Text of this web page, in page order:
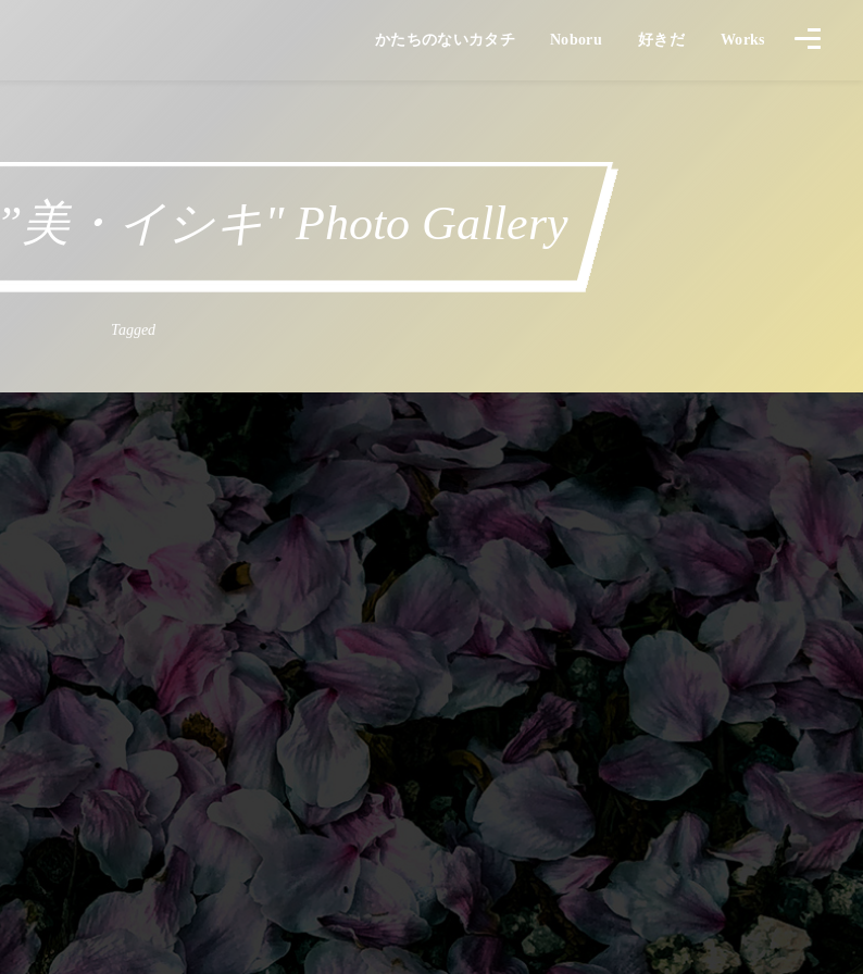
かたちのないカタチ
かたちのないカタチ Noboru
のぼる 好きだ
UBE
LOVE !
Works
Works
美・イシキ" Photo Gallery
Tagged